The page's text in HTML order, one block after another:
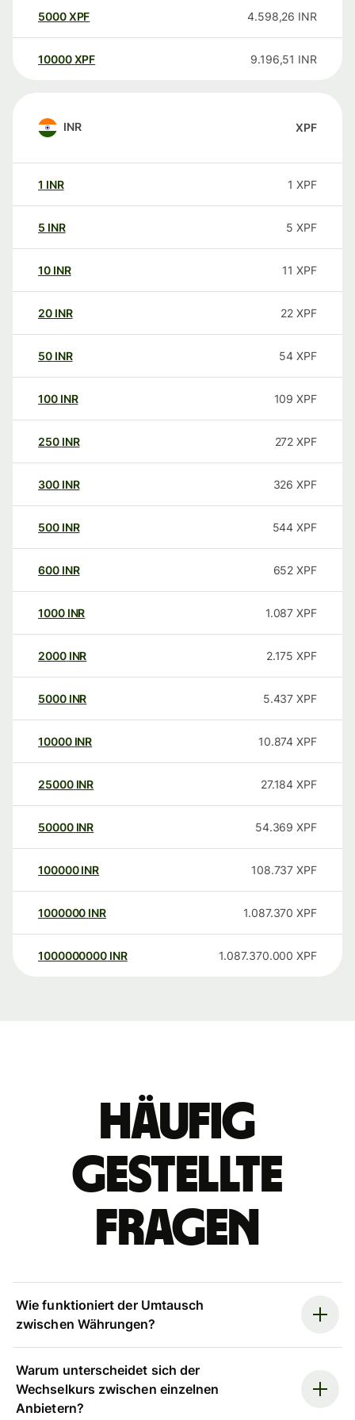
5000XPF 4.598,26 INR
10000 XPF 9.196,51 INR
INR XPF
1 INR 1 XPF
5 INR 5 XPF
10 INR 11 XPF
20 INR 22 XPF
50 INR 54 XPF
100 INR 109 XPF
250 INR 272 XPF
300 INR 326 XPF
500 INR 544 XPF
600 INR 652 XPF
1000 INR 1.087 XPF
2000 INR 2.175 XPF
5000 INR 5.437 XPF
10000 INR 10.874 XPF
25000 INR 27.184 XPF
50000 INR 54.369 XPF
100000 INR 108.737 XPF
1000000 INR 1.087.370 XPF
1000000000 INR 1.087.370.000 XPF
Häufig
gestellte
Fragen
Wie funktioniert der Umtausch
zwischen Währungen?
Warum unterscheidet sich der
Wechselkurs zwischen einzelnen
Anbietern?